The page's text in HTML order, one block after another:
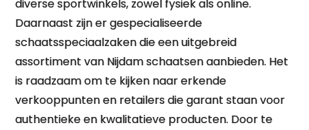
diverse sportwinkels, zowel fysiek als online.
Daarnaast zijn er gespecialiseerde
schaatsspeciaalzaken die een uitgebreid
assortiment van Nijdam schaatsen aanbieden. Het
is raadzaam om te kijken naar erkende
verkooppunten en retailers die garant staan voor
authentieke en kwalitatieve producten. Door te